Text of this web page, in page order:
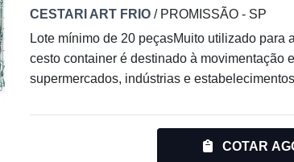
CESTARI ART FRIO / PROMISSÃO - SP
Lote mínimo de 20 peçasMuito utilizado para
cesto container é destinado à movimentação
supermercados, indústrias e
armazenados e retirá-los com mais
Eles são dobráveis, facilmente ajustáveis e
COTAR